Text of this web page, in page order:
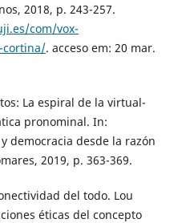
2018, p. 243-257.
com/vox-
cortina/. acceso em: 20 mar.
La espiral de la virtual-
pronominal. In:
y democracia desde la razón
2019, p. 363-369.
del todo. Lou
éticas del concepto